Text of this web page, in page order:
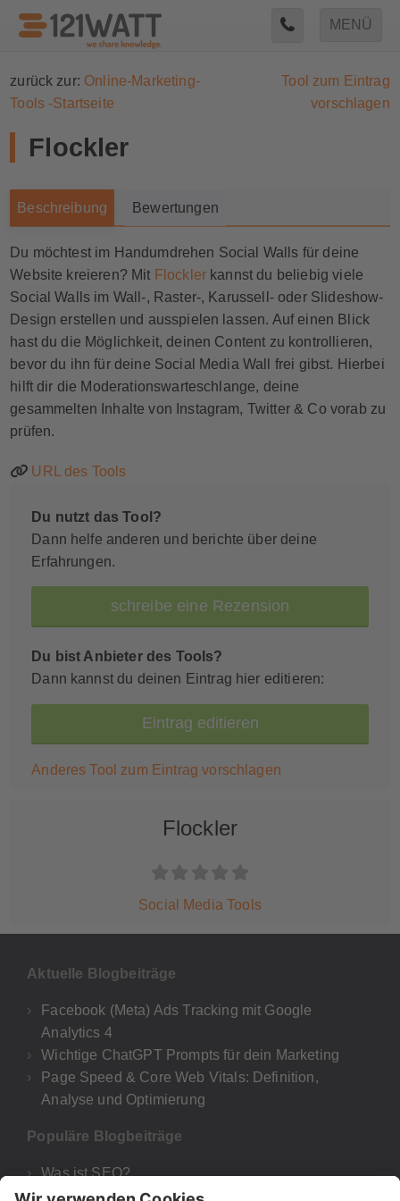
MENÜ
zurück zur: Online-Marketing-
Tools -Startseite
Tool zum Eintrag
vorschlagen
Flockler
Beschreibung Bewertungen
Du möchtest im Handumdrehen Social Walls für deine
Website kreieren? Mit Flockler kannst du beliebig viele
Social Walls im Wall-, Raster-, Karussell- oder Slideshow-
Design erstellen und ausspielen lassen. Auf einen Blick
hast du die Möglichkeit, deinen Content zu kontrollieren,
bevor du ihn für deine Social Media Wall frei gibst. Hierbei
hilft dir die Moderationswarteschlange, deine
gesammelten Inhalte von Instagram, Twitter & Co vorab zu
prüfen.
URL des Tools
Du nutzt das Tool?
Dann helfe anderen und berichte über deine
Erfahrungen.
schreibe eine Rezension
Du bist Anbieter des Tools?
Dann kannst du deinen Eintrag hier editieren:
Eintrag editieren
Anderes Tool zum Eintrag vorschlagen
Flockler
Social Media Tools
Aktuelle Blogbeiträge
Facebook (Meta) Ads Tracking mit Google
Analytics 4
Wichtige ChatGPT Prompts für dein Marketing
Page Speed & Core Web Vitals: Definition,
Analyse und Optimierung
Populäre Blogbeiträge
Was ist SEO?
Google Analytics 4